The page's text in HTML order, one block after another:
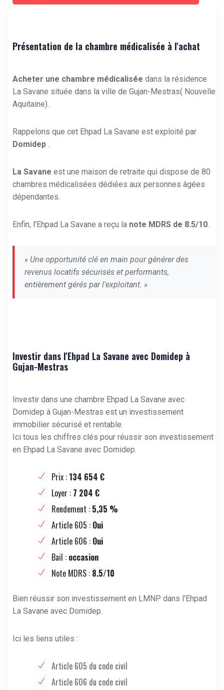
Présentation de la chambre médicalisée à l'achat
Acheter une chambre médicalisée dans la résidence
La Savane située dans la ville de Gujan-Mestras( Nouvelle
Aquitaine).
Rappelons que cet Ehpad La Savane est exploité par
Domidep .
La Savane est une maison de retraite qui dispose de 80
chambres médicalisées dédiées aux personnes âgées
dépendantes.
Enfin, l'Ehpad La Savane a reçu la note MDRS de 8.5/10.
« Une opportunité clé en main pour générer des
revenus locatifs sécurisés et performants,
entièrement gérés par l'exploitant. »
Investir dans l'Ehpad La Savane avec Domidep à
Gujan-Mestras
Investir dans une chambre Ehpad La Savane avec
Domidep à Gujan-Mestras est un investissement
immobilier sécurisé et rentable.
Ici tous les chiffres clés pour réussir son investissement
en Ehpad La Savane avec Domidep.
Prix : 134 654 €
Loyer : 7 204 €
Rendement : 5,35 %
Article 605 : Oui
Article 606 : Oui
Bail : occasion
Note MDRS : 8.5/10
Bien réussir son investissement en LMNP dans l'Ehpad
La Savane avec Domidep.
Ici les liens utiles :
Article 605 du code civil
Article 606 du code civil